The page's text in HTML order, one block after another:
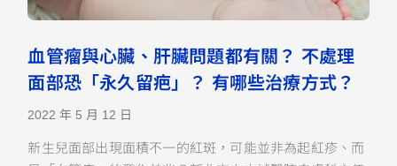
血管瘤與心臟、肝臟問題都有關？ 不處理
面部恐「永久留疤」？ 有哪些治療方式？
2022 年 5 月 12 日
新生兒面部出現面積不一的紅斑，可能並非為起紅疹、而